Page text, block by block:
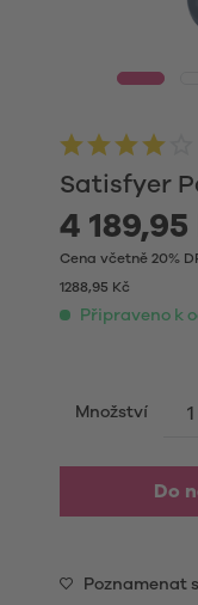
Satisfyer
4 189,95
Cena včetně 20%
1288,95 Kč
Připraveno k
Množství
Do
Poznamenat